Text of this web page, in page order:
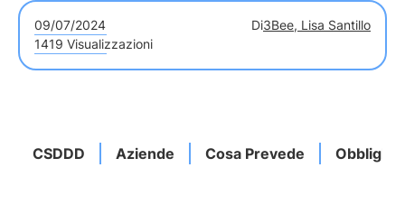
09/07/2024 Di3Bee, Lisa Santillo
1419 Visualizzazioni
CSDDD Aziende Cosa Prevede Obblighi